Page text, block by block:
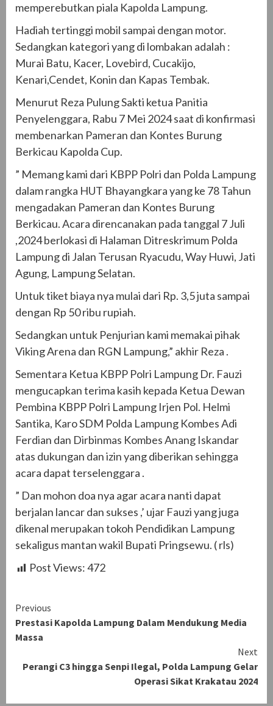
memperebutkan piala Kapolda Lampung.
Hadiah tertinggi mobil sampai dengan motor.
Sedangkan kategori yang di lombakan adalah :
Murai Batu, Kacer, Lovebird, Cucakijo,
Kenari,Cendet, Konin dan Kapas Tembak.
Menurut Reza Pulung Sakti ketua Panitia
Penyelenggara, Rabu 7 Mei 2024 saat di konfirmasi
membenarkan Pameran dan Kontes Burung
Berkicau Kapolda Cup.
” Memang kami dari KBPP Polri dan Polda Lampung
dalam rangka HUT Bhayangkara yang ke 78 Tahun
mengadakan Pameran dan Kontes Burung
Berkicau. Acara direncanakan pada tanggal 7 Juli
,2024 berlokasi di Halaman Ditreskrimum Polda
Lampung di Jalan Terusan Ryacudu, Way Huwi, Jati
Agung, Lampung Selatan.
Untuk tiket biaya nya mulai dari Rp. 3,5 juta sampai
dengan Rp 50 ribu rupiah.
Sedangkan untuk Penjurian kami memakai pihak
Viking Arena dan RGN Lampung,” akhir Reza .
Sementara Ketua KBPP Polri Lampung Dr. Fauzi
mengucapkan terima kasih kepada Ketua Dewan
Pembina KBPP Polri Lampung Irjen Pol. Helmi
Santika, Karo SDM Polda Lampung Kombes Adi
Ferdian dan Dirbinmas Kombes Anang Iskandar
atas dukungan dan izin yang diberikan sehingga
acara dapat terselenggara .
” Dan mohon doa nya agar acara nanti dapat
berjalan lancar dan sukses ,’ ujar Fauzi yang juga
dikenal merupakan tokoh Pendidikan Lampung
sekaligus mantan wakil Bupati Pringsewu. ( rls)
Post Views:472
Continue
Reading
Previous
Prestasi Kapolda Lampung Dalam Mendukung Media
Massa
Next
Perangi C3 hingga Senpi Ilegal, Polda Lampung Gelar
Operasi Sikat Krakatau 2024